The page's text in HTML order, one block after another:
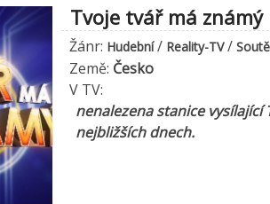
Tvoje tvář má známý
Žánr: Hudební/ Reality-TV/
Země: Česko
V TV:
nenalezena stanice vysílající
nejbližších dnech.